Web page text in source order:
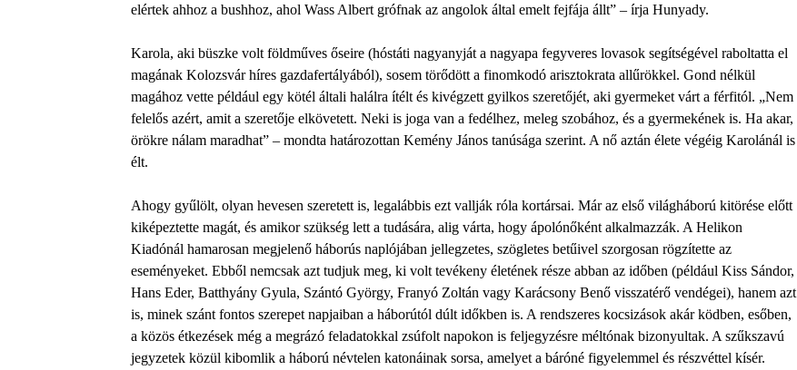
elértek ahhoz a bushhoz, ahol Wass Albert grófnak az angolok által emelt fejfája állt” – írja Hunyady.
Karola, aki büszke volt földműves őseire (hóstáti nagyanyját a nagyapa fegyveres lovasok segítségével raboltatta el
magának Kolozsvár híres gazdafertályából), sosem törődött a finomkodó arisztokrata allűrökkel. Gond nélkül
magához vette például egy kötél általi halálra ítélt és kivégzett gyilkos szeretőjét, aki gyermeket várt a férfitól. „Nem
felelős azért, amit a szeretője elkövetett. Neki is joga van a fedélhez, meleg szobához, és a gyermekének is. Ha akar,
örökre nálam maradhat” – mondta határozottan Kemény János tanúsága szerint. A nő aztán élete végéig Karolánál is
élt.
Ahogy gyűlölt, olyan hevesen szeretett is, legalábbis ezt vallják róla kortársai. Már az első világháború kitörése előtt
kiképeztette magát, és amikor szükség lett a tudására, alig várta, hogy ápolónőként alkalmazzák. A Helikon
Kiadónál hamarosan megjelenő háborús naplójában jellegzetes, szögletes betűivel szorgosan rögzítette az
eseményeket. Ebből nemcsak azt tudjuk meg, ki volt tevékeny életének része abban az időben (például Kiss Sándor,
Hans Eder, Batthyány Gyula, Szántó György, Franyó Zoltán vagy Karácsony Benő visszatérő vendégei), hanem azt
is, minek szánt fontos szerepet napjaiban a háborútól dúlt időkben is. A rendszeres kocsizások akár ködben, esőben,
a közös étkezések még a megrázó feladatokkal zsúfolt napokon is feljegyzésre méltónak bizonyultak. A szűkszavú
jegyzetek közül kibomlik a háború névtelen katonáinak sorsa, amelyet a báróné figyelemmel és részvéttel kísér.